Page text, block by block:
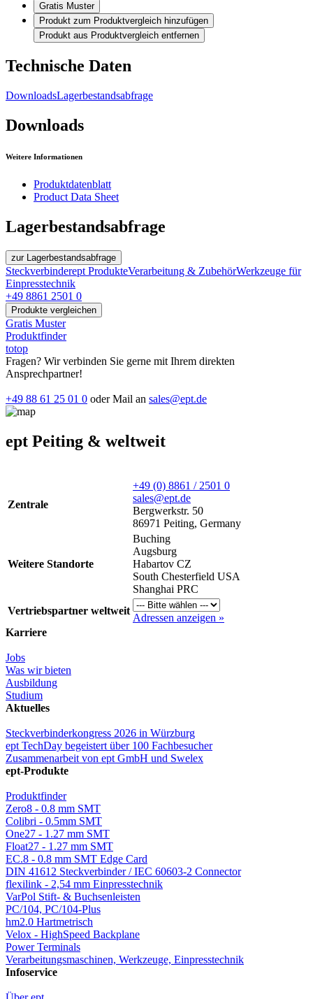
Gratis Muster
Produkt zum Produktvergleich hinzufügen
Produkt aus Produktvergleich entfernen
Technische Daten
DownloadsLagerbestandsabfrage
Downloads
Weitere Informationen
Produktdatenblatt
Product Data Sheet
Lagerbestandsabfrage
zur Lagerbestandsabfrage
Steckverbinderept ProdukteVerarbeitung & ZubehörWerkzeuge für
Einpresstechnik
+49 8861 2501 0
Produkte vergleichen
Gratis Muster
Produktfinder
totop
Fragen? Wir verbinden Sie gerne mit Ihrem direkten
Ansprechpartner!
+49 88 61 25 01 0 oder Mail an sales@ept.de
ept Peiting & weltweit
Zentrale
+49 (0) 8861 / 2501 0
sales@ept.de
Bergwerkstr. 50
86971 Peiting, Germany
Weitere Standorte
Buching
Augsburg
Habartov CZ
South Chesterfield USA
Shanghai PRC
Vertriebspartner weltweit
Adressen anzeigen »
Karriere
Jobs
Was wir bieten
Ausbildung
Studium
Aktuelles
Steckverbinderkongress 2026 in Würzburg
ept TechDay begeistert über 100 Fachbesucher
Zusammenarbeit von ept GmbH und Swelex
ept-Produkte
Produktfinder
Zero8 - 0.8 mm SMT
Colibri - 0.5mm SMT
One27 - 1.27 mm SMT
Float27 - 1.27 mm SMT
EC.8 - 0.8 mm SMT Edge Card
DIN 41612 Steckverbinder / IEC 60603-2 Connector
flexilink - 2,54 mm Einpresstechnik
VarPol Stift- & Buchsenleisten
PC/104, PC/104-Plus
hm2.0 Hartmetrisch
Velox - HighSpeed Backplane
Power Terminals
Verarbeitungsmaschinen, Werkzeuge, Einpresstechnik
Infoservice